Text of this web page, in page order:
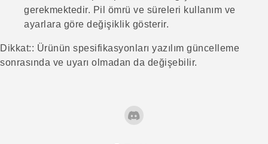
gerekmektedir. Pil ömrü ve süreleri kullanım ve
ayarlara göre değişiklik gösterir.
Dikkat:: Ürünün spesifikasyonları yazılım güncelleme
sonrasında ve uyarı olmadan da değişebilir.